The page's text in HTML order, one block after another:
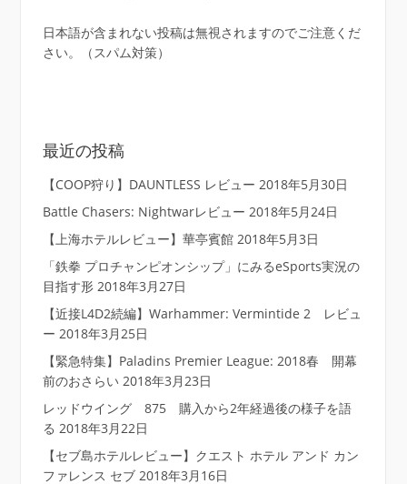
日本語が含まれない投稿は無視されますのでご注意くだ
さい。（スパム対策）
最近の投稿
【COOP狩り】DAUNTLESS レビュー 2018年5月30日
Battle Chasers: Nightwarレビュー 2018年5月24日
【上海ホテルレビュー】華亭賓館 2018年5月3日
「鉄拳 プロチャンピオンシップ」にみるeSports実況の
目指す形 2018年3月27日
【近接L4D2続編】Warhammer: Vermintide 2 レビュ
ー 2018年3月25日
【緊急特集】Paladins Premier League: 2018春 開幕
前のおさらい 2018年3月23日
レッドウイング 875 購入から2年経過後の様子を語
る 2018年3月22日
【セブ島ホテルレビュー】クエスト ホテル アンド カン
ファレンス セブ 2018年3月16日